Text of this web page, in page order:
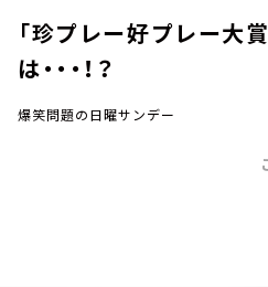
「珍プレー好プレー大
は・・・！？
爆笑問題の日曜サンデー